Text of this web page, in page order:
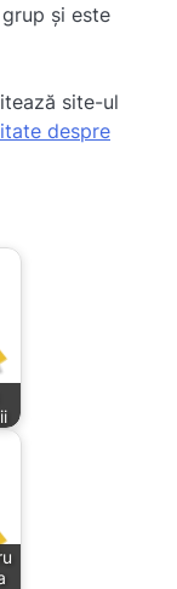
și este
site-ul
despre